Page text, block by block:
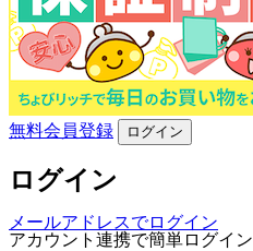
無料会員登録 ログイン
ログイン
メールアドレスでログイン
アカウント連携で簡単ログイン